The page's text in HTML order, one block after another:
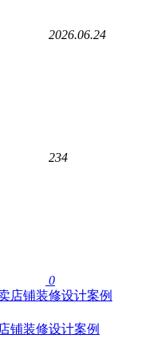
2026.06.24
234
0
铺装修设计案例